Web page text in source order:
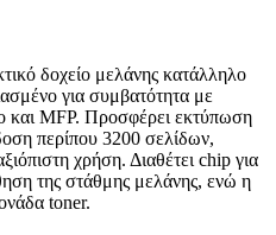
δοχείο μελάνης κατάλληλο
για συμβατότητα με
και MFP. Προσφέρει εκτύπωση
περίπου 3200 σελίδων,
χρήση. Διαθέτει chip για
της στάθμης μελάνης, ενώ η
toner.